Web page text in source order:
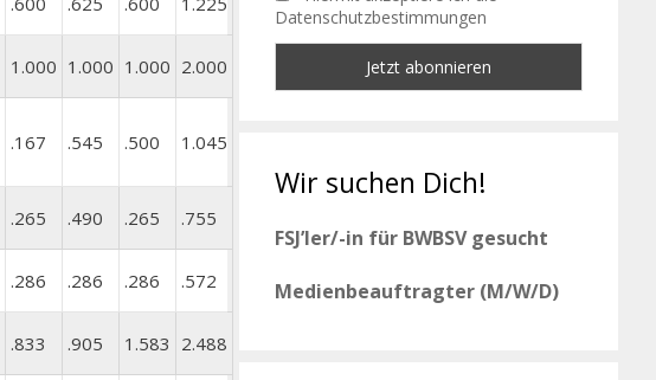
1.000 1.000 1.000 2.000
.167 .545 .500 1.045
.265 .490 .265 .755
.286 .286 .286 .572
.833 .905 1.583 2.488
Datenschutzbestimmungen
Wir suchen Dich!
FSJ’ler/-in für BWBSV gesucht
Medienbeauftragter (M/W/D)